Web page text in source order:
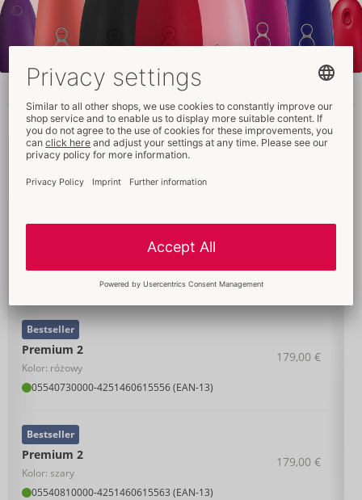
Warianty
4251460615549 (EAN-13)
Bestseller
Premium 2
Kolor: różowy
05540730000-4251460615556 (EAN-13)
Bestseller
179,00 €
Premium 2
Kolor: szary
05540810000-4251460615563 (EAN-13)
Bestseller
179,00 €